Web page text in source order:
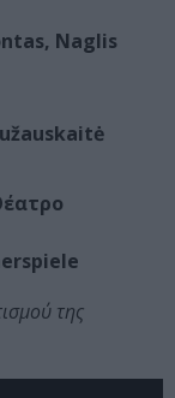
Naglis
της